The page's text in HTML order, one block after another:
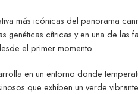
más icónicas del panorama
cítricas y en una de las
el primer momento.
en un entorno donde
que exhiben un verde